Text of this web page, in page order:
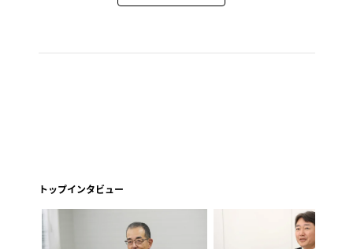
トップインタビュー